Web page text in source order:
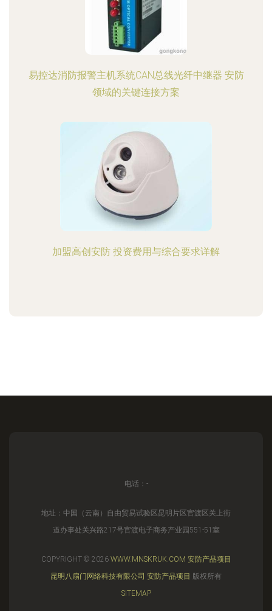
易控达消防报警主机系统CAN总线光纤中继器 安防
领域的关键连接方案
加盟高创安防 投资费用与综合要求详解
电话：-
地址：中国（云南）自由贸易试验区昆明片区官渡区关上街
道办事处关兴路217号官渡电子商务产业园551-51室
COPYRIGHT © 2026 WWW.MNSKRUK.COM 安防产品项目
昆明八扇门网络科技有限公司 安防产品项目 版权所有
SITEMAP